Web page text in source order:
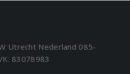
Utrecht Nederland 085-
83078983